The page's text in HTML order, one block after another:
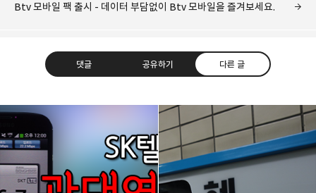
Btv 모바일 팩 출시 - 데이터 부담없이 Btv 모바일을 즐겨보세요.
댓글 공유하기 다른 글
레이니아
다방면의 깊은 관심과 얕은 이해도를 갖춘 보편적
비주류이자 진화하는 영원한 주변인.
구독하기 카카오톡 라인